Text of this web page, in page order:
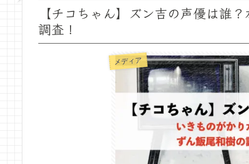
【チコちゃん】ズン吉の声優は誰
調査！
メディア